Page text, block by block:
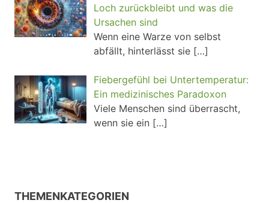
Loch zurückbleibt und was die
Ursachen sind
Wenn eine Warze von selbst
abfällt, hinterlässt sie […]
Fiebergefühl bei Untertemperatur:
Ein medizinisches Paradoxon
Viele Menschen sind überrascht,
wenn sie ein […]
THEMENKATEGORIEN